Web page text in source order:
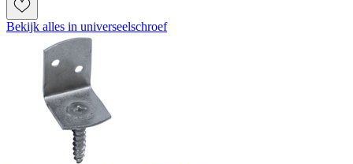
Bekijk alles in universeelschroef